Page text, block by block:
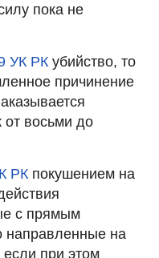
пока не
УК РК убийство, то
причинение
восьми до
РК покушением на
с прямым
направленные на
при этом